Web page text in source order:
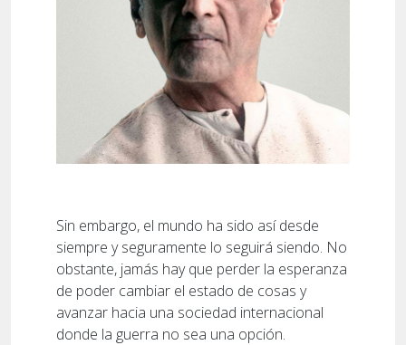
Sin embargo, el mundo ha sido así desde
siempre y seguramente lo seguirá siendo. No
obstante, jamás hay que perder la esperanza
de poder cambiar el estado de cosas y
avanzar hacia una sociedad internacional
donde la guerra no sea una opción.